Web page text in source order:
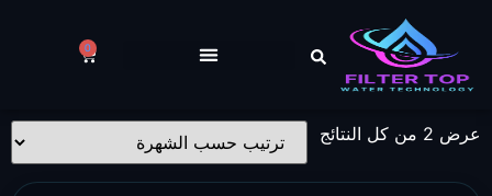
0
عرض ⁦2⁩ من كل النتائج